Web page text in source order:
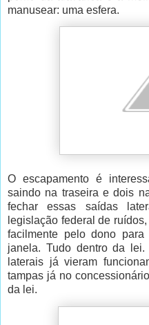
manusear: uma esfera.
O escapamento é
saindo na traseira e dois
fechar essas saídas
legislação federal de
facilmente pelo dono
janela. Tudo dentro da
laterais já vieram
tampas já no
da lei.